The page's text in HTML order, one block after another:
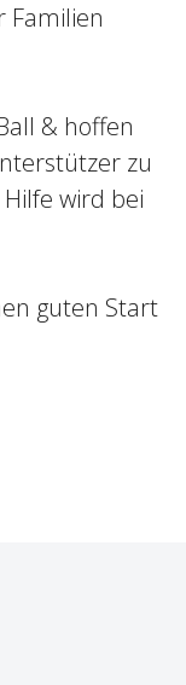
Familien
& hoffen
zu
wird bei
guten Start